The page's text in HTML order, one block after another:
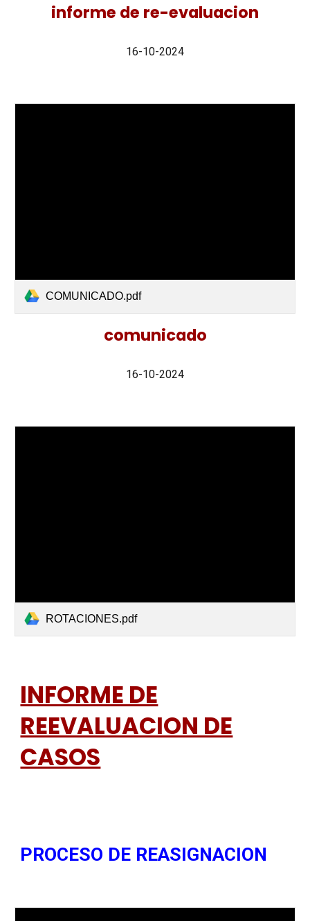
informe de re-evaluacion
16-10-2024
COMUNICADO.pdf
comunicado
16-10-2024
ROTACIONES.pdf
INFORME DE
REEVALUACION DE
CASOS
PROCESO DE REASIGNACION